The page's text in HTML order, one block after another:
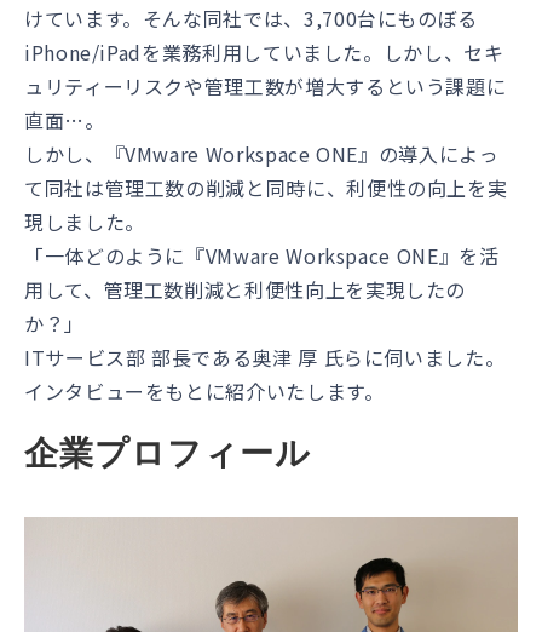
けています。そんな同社では、3,700台にものぼる
iPhone/iPadを業務利用していました。しかし、セキ
ュリティーリスクや管理工数が増大するという課題に
直面…。
しかし、『VMware Workspace ONE』の導⼊によっ
て同社は管理工数の削減と同時に、利便性の向上を実
現しました。
「一体どのように『VMware Workspace ONE』を活
用して、管理工数削減と利便性向上を実現したの
か？」
ITサービス部 部長である奥津 厚 氏らに伺いました。
インタビューをもとに紹介いたします。
企業プロフィール